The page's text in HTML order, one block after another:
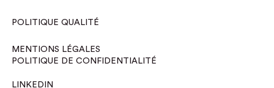
POLITIQUE QUALITÉ
MENTIONS LÉGALES
POLITIQUE DE CONFIDENTIALITÉ
LINKEDIN